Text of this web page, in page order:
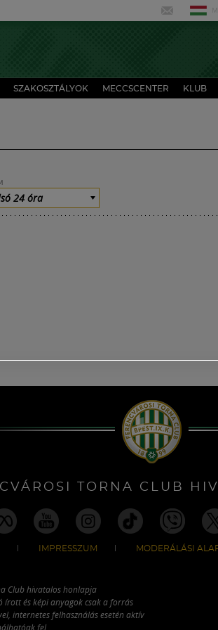
SZAKOSZTÁLYOK MECCSCENTER KLUB
24 óra
TORNA CLUB
IMPRESSZUM MODERÁLÁSI
Club hivatalos honlapja
írott és képi anyagok csak a forrás
internetes felhasználás esetén aktív
fel.